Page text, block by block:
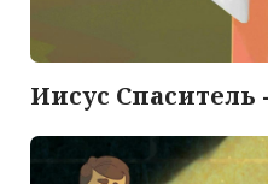
Иисус Спаситель